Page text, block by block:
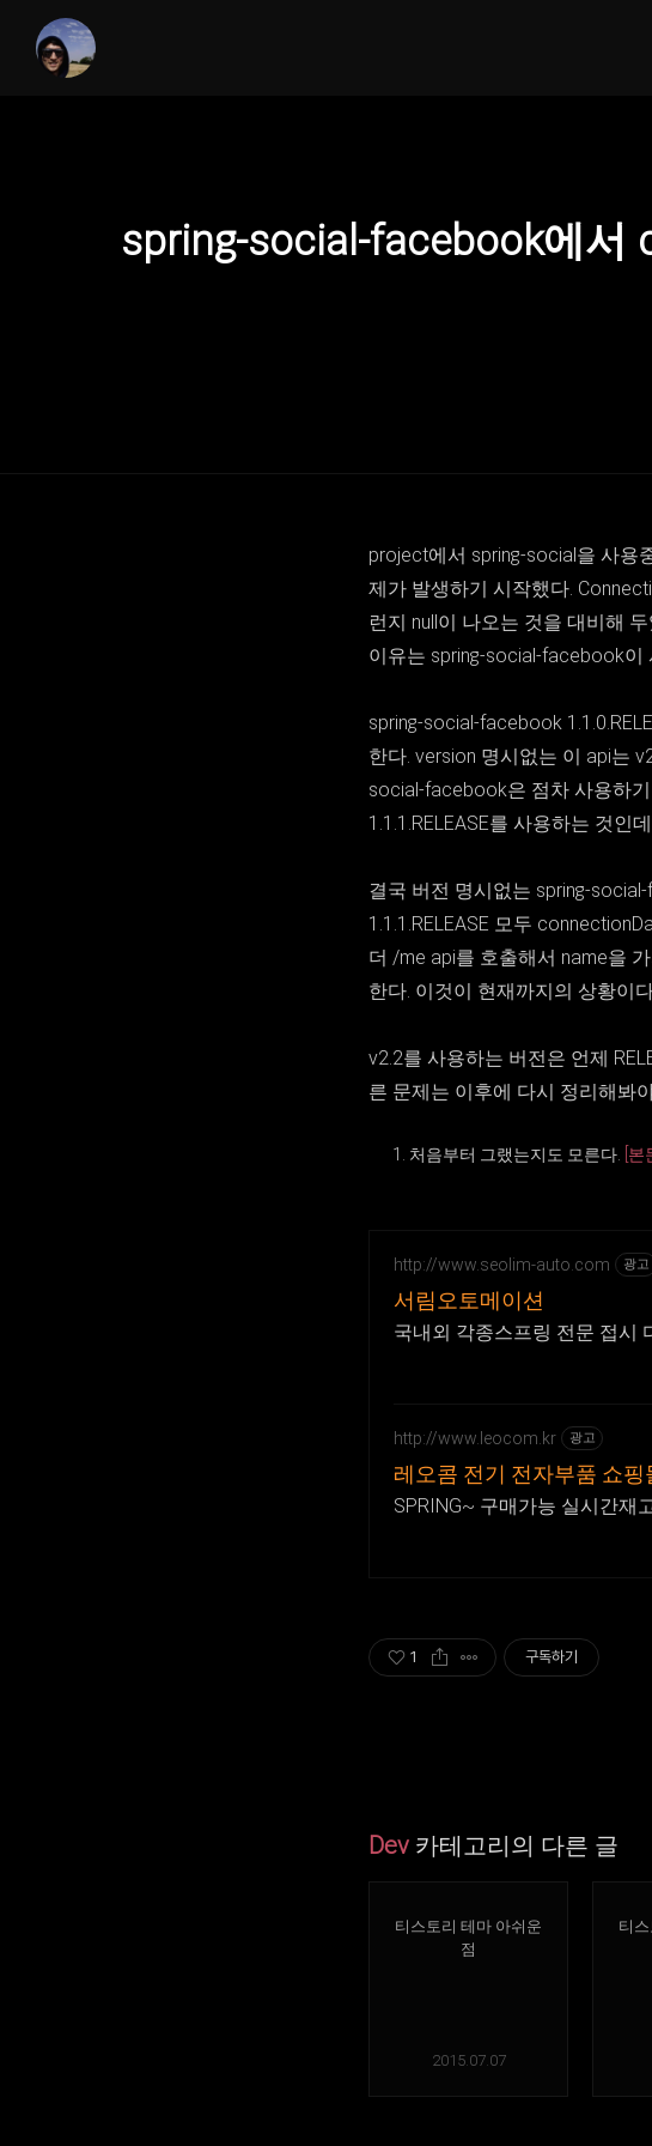
spring-social-facebook에서
project에서 spring-social을 사용
제가 발생하기 시작했다.
런지 null이 나오는 것을 대비해
이유는 spring-social-facebook이
spring-social-facebook
한다. version 명시없는 이 api는
social-facebook은 점차 사용하
1.1.1.RELEASE를 사용하는 것
결국 버전 명시없는 spring-
1.1.1.RELEASE 모두
더 /me api를 호출해서 name을
한다. 이것이 현재까지의 상황이
v2.2를 사용하는 버전은 언제
른 문제는 이후에 다시 정리해봐
처음부터 그랬는지도 모른다. [본
http://www.seolim-auto.com 광고
서림오토메이션
국내외 각종스프링 전문 접시
http://www.leocom.kr 광고
레오콤 전기 전자부품 쇼핑
SPRING~ 구매가능 실시간재
1 구독하기
Dev 카테고리의 다른 글
티스토리 테마 아쉬운
점
2015.07.07
티